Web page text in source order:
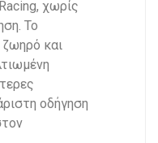
χωρίς
Το
ζωηρό και
οδήγηση